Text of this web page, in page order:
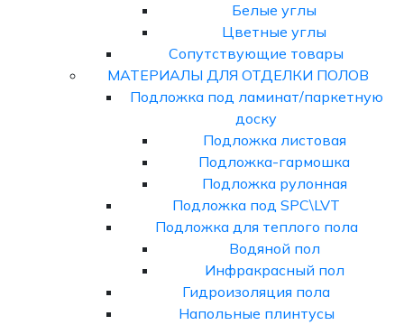
Белые углы
Цветные углы
Сопутствующие товары
МАТЕРИАЛЫ ДЛЯ ОТДЕЛКИ ПОЛОВ
Подложка под ламинат/паркетную
доску
Подложка листовая
Подложка-гармошка
Подложка рулонная
Подложка под SPC\LVT
Подложка для теплого пола
Водяной пол
Инфракрасный пол
Гидроизоляция пола
Напольные плинтусы